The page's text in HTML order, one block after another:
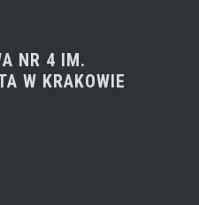
NR 4 IM.
W KRAKOWIE